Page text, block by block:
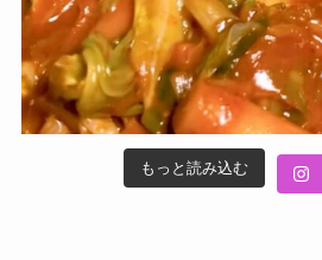
もっと読み込む